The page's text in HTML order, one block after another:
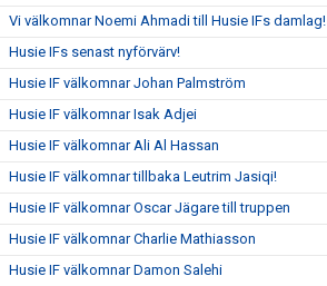
Vi välkomnar Noemi Ahmadi till Husie IFs damlag!
Husie IFs senast nyförvärv!
Husie IF välkomnar Johan Palmström
Husie IF välkomnar Isak Adjei
Husie IF välkomnar Ali Al Hassan
Husie IF välkomnar tillbaka Leutrim Jasiqi!
Husie IF välkomnar Oscar Jägare till truppen
Husie IF välkomnar Charlie Mathiasson
Husie IF välkomnar Damon Salehi